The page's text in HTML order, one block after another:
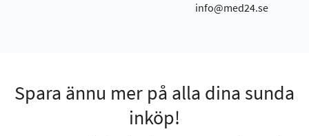
info@med24.se
Spara ännu mer på alla dina sunda
inköp!